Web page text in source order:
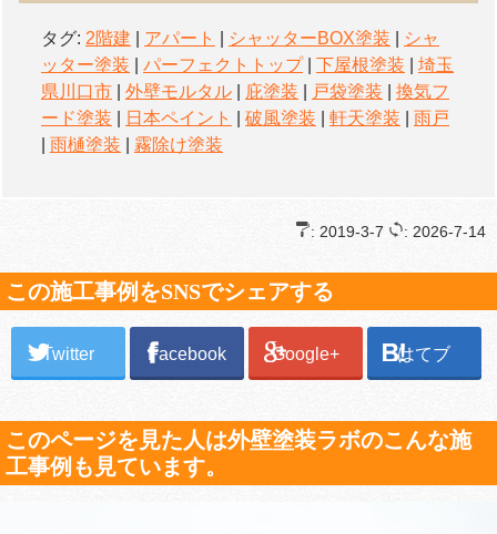
タグ: 2階建 アパート シャッターBOX塗装
シャ
ッター塗装
パーフェクトトップ| 下屋根塗装
埼玉
県川口市
外壁モルタル 庇塗装 戸袋塗装
換気フ
ード塗装
日本ペイント 破風塗装 軒天塗装
雨戸
雨樋塗装 霧除け塗装
: 2019-3-7 : 2026-7-14
この施工事例をSNSでシェアする
Twitter Facebook Google+ はてブ
このページを見た人は外壁塗装ラボのこんな施
工事例も見ています。